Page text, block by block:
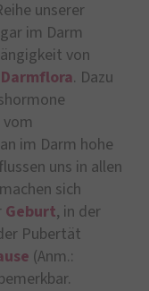
unserer
im Darm
von
. Dazu
im Darm hohe
uns in allen
sich
Geburt, in der
Pubertät
(Anm.: